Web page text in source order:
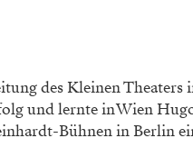
des Kleinen
und lernte in Wien
Bühnen in Berlin